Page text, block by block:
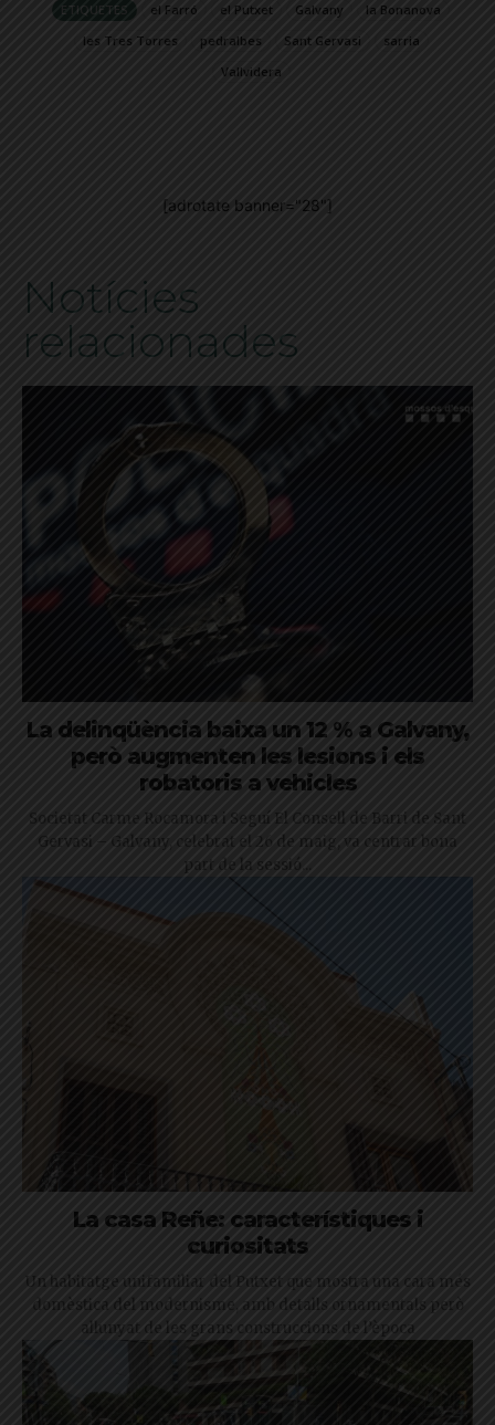
ETIQUETES el Farró el Putxet Galvany
la Bonanova
les Tres Torres
pedralbes Sant Gervasi
sarria
Vallvidera
[adrotate banner="28"]
Notícies
relacionades
La delinqüència baixa un 12 % a Galvany,
però augmenten les lesions i els
robatoris a vehicles
Societat Carme Rocamora i Seguí El Consell de Barri de Sant
Gervasi – Galvany, celebrat el 26 de maig, va centrar bona
part de la sessió...
La casa Reñe: característiques i
curiositats
Un habitatge unifamiliar del Putxet que mostra una cara més
domèstica del modernisme, amb detalls ornamentals però
allunyat de les grans construccions de l’època